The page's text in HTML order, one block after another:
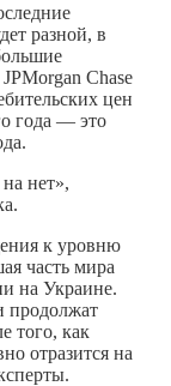
разной, в
Chase
цен
года — это
нет»,
к уровню
часть мира
на Украине.
продолжат
того, как
отразится на